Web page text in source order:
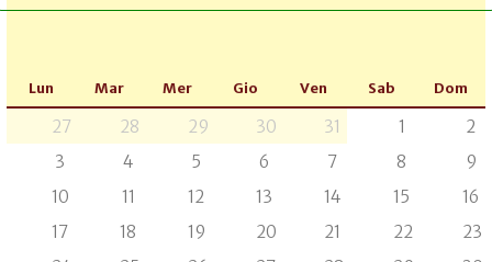
Lun Mar Mer Gio Ven Sab Dom
27 28 29 30 31 1
2
3
4 5 6 7 8
9
10
11 12 13 14 15
16
17
18 19 20 21 22
23